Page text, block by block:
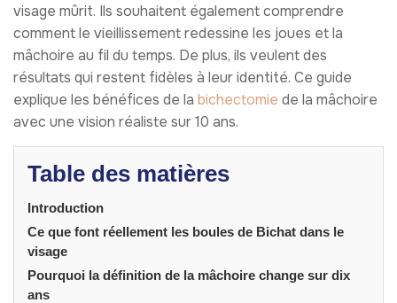
visage mûrit. Ils souhaitent également comprendre
comment le vieillissement redessine les joues et la
mâchoire au fil du temps. De plus, ils veulent des
résultats qui restent fidèles à leur identité. Ce guide
explique les bénéfices de la bichectomie de la mâchoire
avec une vision réaliste sur 10 ans.
Table des matières
Introduction
Ce que font réellement les boules de Bichat dans le
visage
Pourquoi la définition de la mâchoire change sur dix
ans